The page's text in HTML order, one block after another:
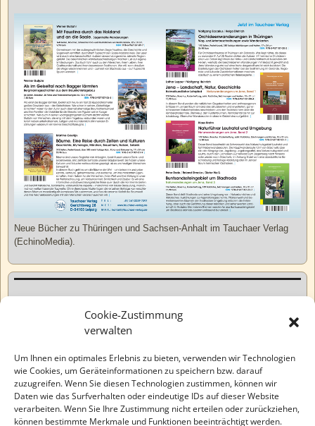
Cookie-Zustimmung
verwalten
Um Ihnen ein optimales Erlebnis zu bieten, verwenden wir Technologien
wie Cookies, um Geräteinformationen zu speichern bzw. darauf
zuzugreifen. Wenn Sie diesen Technologien zustimmen, können wir
Daten wie das Surfverhalten oder eindeutige IDs auf dieser Website
verarbeiten. Wenn Sie Ihre Zustimmung nicht erteilen oder zurückziehen,
können bestimmte Merkmale und Funktionen beeinträchtigt werden.
Neue Bücher zu Thüringen und Sachsen-Anhalt im Tauchaer Verlag
(EchinoMedia).
Varia